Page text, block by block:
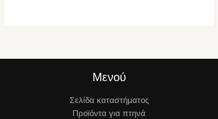
Μενού
Σελίδα καταστήματος
Προϊόντα για πτηνά